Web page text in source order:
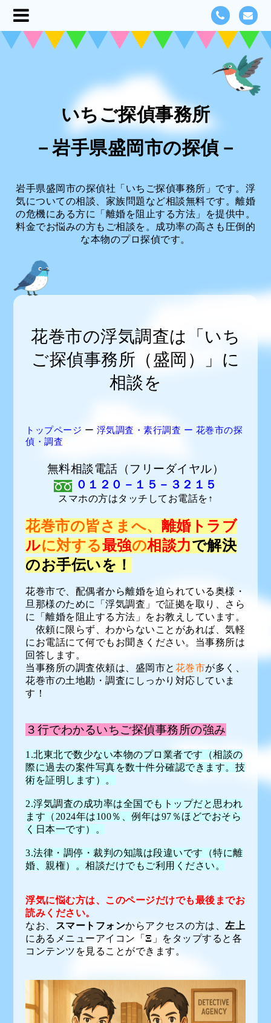
いちご探偵事務所
－岩手県盛岡市の探偵－
岩手県盛岡市の探偵社「いちご探偵事務所」です。浮
気についての相談、家族問題など相談無料です。離婚
の危機にある方に「離婚を阻止する方法」を提供中。
料金でお悩みの方もご相談を。成功率の高さも圧倒的
な本物のプロ探偵です。
花巻市の浮気調査は「いち
ご探偵事務所（盛岡）」に
相談を
トップページ ー 浮気調査・素行調査 ー 花巻市の探
偵・調査
無料相談電話（フリーダイヤル）
０１２０－１５－３２１５
スマホの方はタッチしてお電話を↑
花巻市の皆さまへ、 離婚トラブ
ルに対する最強の相談力で解決
のお手伝いを！
花巻市で、配偶者から離婚を迫られている奥様・
旦那様のために「浮気調査」で証拠を取り、さら
に「離婚を阻止する方法」をお教えしています。
依頼に限らず、わからないことがあれば、気軽
にお電話にて何でもお聞きください。当事務所は
回答します。
当事務所の調査依頼は、盛岡市と 花巻市が多く、
花巻市の土地勘・調査にしっかり対応していま
す！
３行でわかるいちご探偵事務所の強み
1.北東北で数少ない本物のプロ業者です（相談の
際に過去の案件写真を数十件分確認できます。技
術を証明します）。
2.浮気調査の成功率は全国でもトップだと思われ
ます（2024年は100％、例年は97％ほどでおそら
く日本一です）。
3.法律・調停・裁判の知識は段違いです（特に離
婚、親権）。相談だけでもご利用ください。
浮気に悩む方は、このページだけでも最後までお
読みください。
なお、
スマートフォンからアクセスの方は、左上
にあるメニューアイコン「Ξ 」をタップすると各
コンテンツを見ることができます。